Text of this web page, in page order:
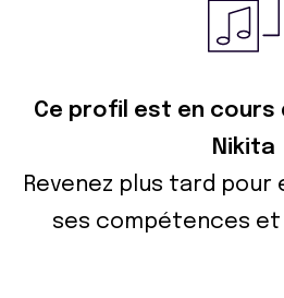
Ce profil est en
Nikita
Revenez plus tard pour
ses compétences et